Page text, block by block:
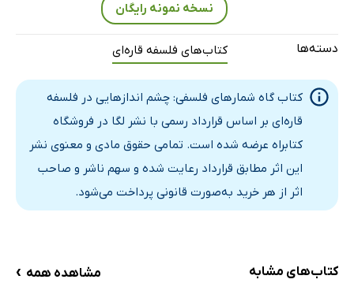
نسخه نمونه رایگان
دسته‌ها کتاب‌های فلسفه قاره‌ای
کتاب گاه شمارهای فلسفی: چشم اندازهایی در فلسفه
قاره‌ای بر اساس قرارداد رسمی با نشر لگا در فروشگاه
کتابراه عرضه شده است. تمامی حقوق مادی و معنوی نشر
این اثر مطابق قرارداد رعایت شده و سهم ناشر و صاحب
اثر از هر خرید به‌صورت قانونی پرداخت می‌شود.
کتاب‌های مشابه مشاهده همه ›